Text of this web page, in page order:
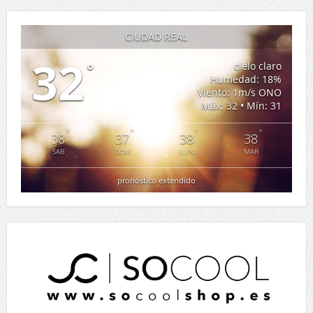
CIUDAD REAL
32°
cielo claro
Humedad: 18%
Viento: 1m/s ONO
Máx: 32 • Mín: 31
38°
SAB
37°
DOM
38°
LUN
38 °
MAR
pronóstico extendido